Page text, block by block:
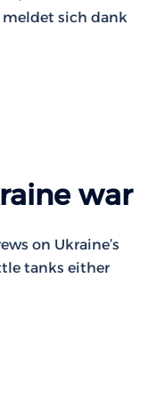
meldet sich dank
war
on Ukraine’s
tanks either